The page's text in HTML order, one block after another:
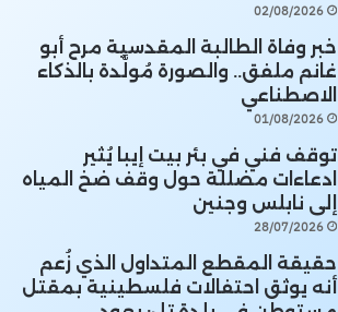
02/08/2026
خبر وفاة الطالبة المقدسية مرح أبو
غانم ملفق.. والصورة مُولَّدة بالذكاء
الاصطناعي
01/08/2026
توقف فني في بئر بيت إيبا يُثير
ادعاءات مضللة حول وقف ضخ المياه
إلى نابلس وجنين
28/07/2026
حقيقة المقطع المتداول الذي زُعم
أنه يوثق احتفالات فلسطينية بمقتل